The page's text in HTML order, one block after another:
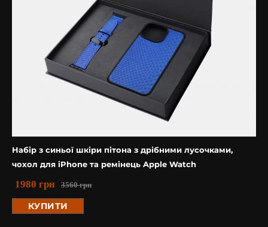
Набір з синьої шкіри пітона з дрібними лусочками,
чохол для iPhone та ремінець Apple Watch
3560грн
1980 грн
КУПИТИ